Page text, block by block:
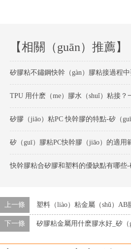
【相關（guān）推薦】
TPU 用什麽（me）膠水（shuǐ）粘接？
矽膠（jiāo）粘PC 快幹膠的特點-矽（
快幹膠粘合矽膠和塑料的優缺點有哪些-
上一條 塑料（liào）粘金屬（shǔ）
下一條 矽膠粘金屬用什麽膠水好_矽